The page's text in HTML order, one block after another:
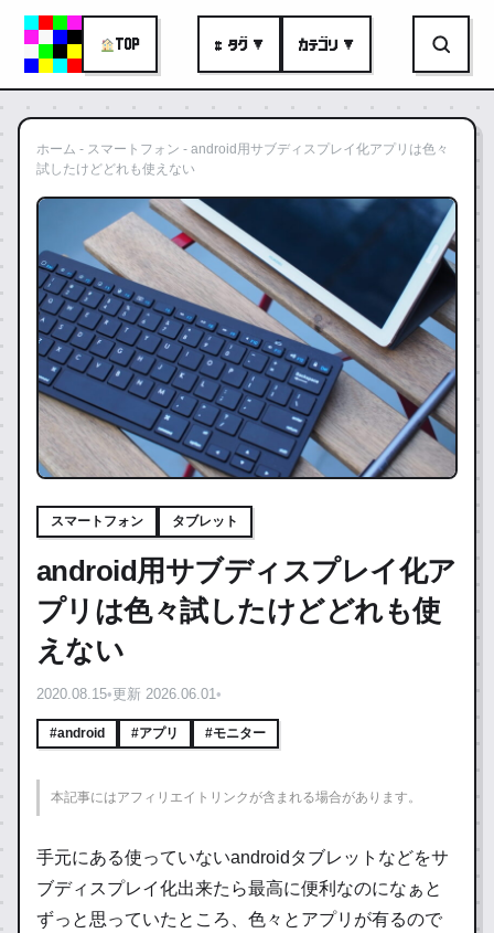
TOP # タグ ▼ カテゴリ ▼
ホーム - スマートフォン - android用サブディスプレイ化アプリは色々
試したけどどれも使えない
スマートフォン タブレット
android用サブディスプレイ化ア
プリは色々試したけどどれも使
えない
2020.08.15• 更新 2026.06.01•
#android #アプリ #モニター
本記事にはアフィリエイトリンクが含まれる場合があります。
手元にある使っていないandroidタブレットなどをサ
ブディスプレイ化出来たら最高に便利なのになぁと
ずっと思っていたところ、色々とアプリが有るので